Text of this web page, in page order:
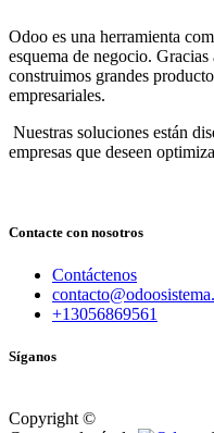
Odoo es una herramienta
esquema de negocio.
construimos grandes
empresariales.
Nuestras soluciones están
empresas que deseen
Contacte con nosotros
Contáctenos
+13056869561
Síganos
Copyright ©